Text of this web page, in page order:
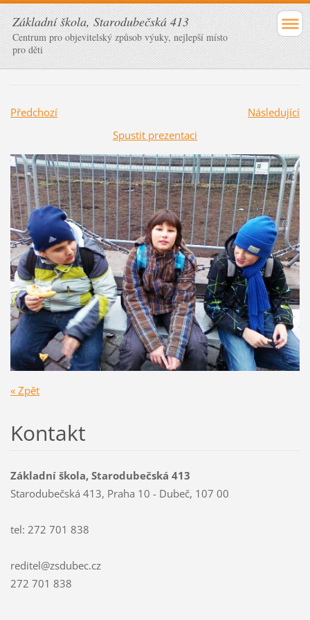
Základní škola, Starodubečská 413
Centrum pro objevitelský způsob výuky, nejlepší místo
pro děti
Předchozí
Následující
Spustit prezentaci
« Zpět
Kontakt
Základní škola, Starodubečská 413
Starodubečská 413, Praha 10 - Dubeč, 107 00
tel: 272 701 838
reditel@zsdubec.cz
272 701 838